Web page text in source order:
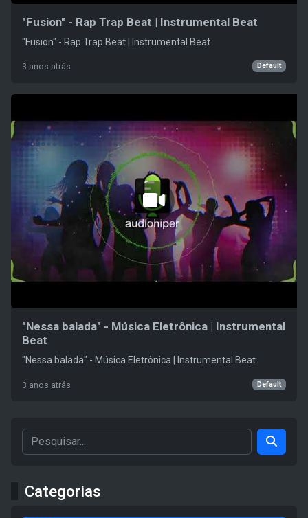
"Fusion" - Rap Trap Beat | Instrumental Beat
"Fusion" - Rap Trap Beat | Instrumental Beat
3 anos atrás Default
"Nessa balada" - Música Eletrônica | Instrumental
Beat
"Nessa balada" - Música Eletrônica | Instrumental Beat
3 anos atrás Default
Categorias